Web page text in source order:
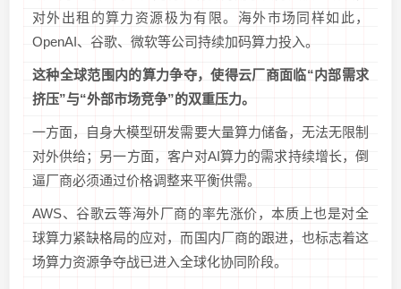
对外出租的算力资源极为有限。海外市场同样如此，
OpenAI、谷歌、微软等公司持续加码算力投入。
这种全球范围内的算力争夺，使得云厂商面临“内部需求
挤压”与“外部市场竞争”的双重压力。
一方面，自身大模型研发需要大量算力储备，无法无限制
对外供给；另一方面，客户对AI算力的需求持续增长，倒
逼厂商必须通过价格调整来平衡供需。
AWS、谷歌云等海外厂商的率先涨价，本质上也是对全
球算力紧缺格局的应对，而国内厂商的跟进，也标志着这
场算力资源争夺战已进入全球化协同阶段。